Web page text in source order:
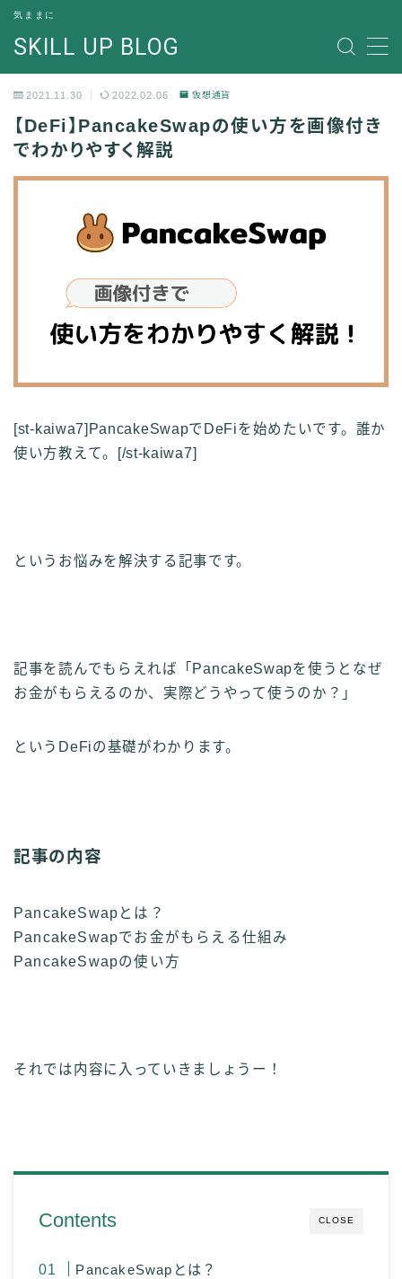
SKILL UP BLOG
気ままに
ガジェット
2021.11.30 2022.02.06 仮想通貨
【DeFi】PancakeSwapの使い方を画像付き
でわかりやすく解説
[st-kaiwa7]PancakeSwapでDeFiを始めたいです。誰か
使い方教えて。[/st-kaiwa7]
というお悩みを解決する記事です。
記事を読んでもらえれば
「PancakeSwapを使うとなぜ
お金がもらえるのか、実際どうやって使うのか？」
というDeFiの基礎がわかります。
記事の内容
PancakeSwapとは？
PancakeSwapでお金がもらえる仕組み
PancakeSwapの使い方
それでは内容に入っていきましょうー！
CLOSE
Contents
PancakeSwapとは？